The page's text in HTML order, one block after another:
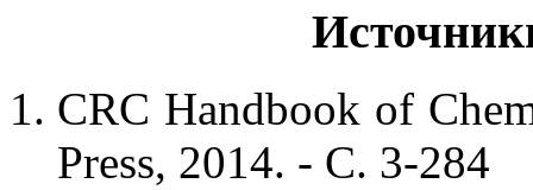
CRC Handbook of
Press, 2014. - С. 3-284